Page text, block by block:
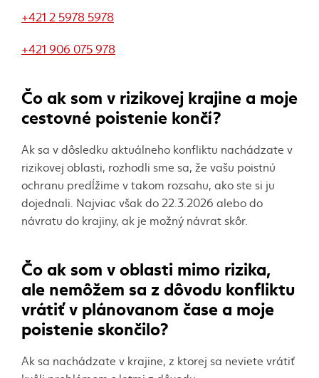
+421 2 5978 5978
+421 906 075 978
Čo ak som v rizikovej krajine a moje
cestovné poistenie končí?
Ak sa v dôsledku aktuálneho konfliktu nachádzate v
rizikovej oblasti, rozhodli sme sa, že vašu poistnú
ochranu predĺžime v takom rozsahu, ako ste si ju
dojednali. Najviac však do 22.3.2026 alebo do
návratu do krajiny, ak je možný návrat skôr.
Čo ak som v oblasti mimo rizika,
ale nemôžem sa z dôvodu konfliktu
vrátiť v plánovanom čase a moje
poistenie skončilo?
Ak sa nachádzate v krajine, z ktorej sa neviete vrátiť